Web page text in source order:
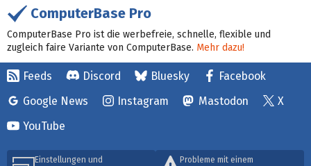
ComputerBase Pro
ComputerBase Pro ist die werbefreie, schnelle, flexible und
zugleich faire Variante von ComputerBase. Mehr dazu!
Feeds Discord Bluesky
Facebook
Google News
Instagram Mastodon
X
YouTube
Einstellungen und
Probleme mit einem